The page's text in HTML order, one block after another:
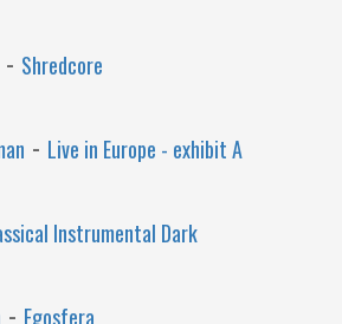
- Shredcore
- Live in Europe - exhibit A
Instrumental Dark
- Egosfera